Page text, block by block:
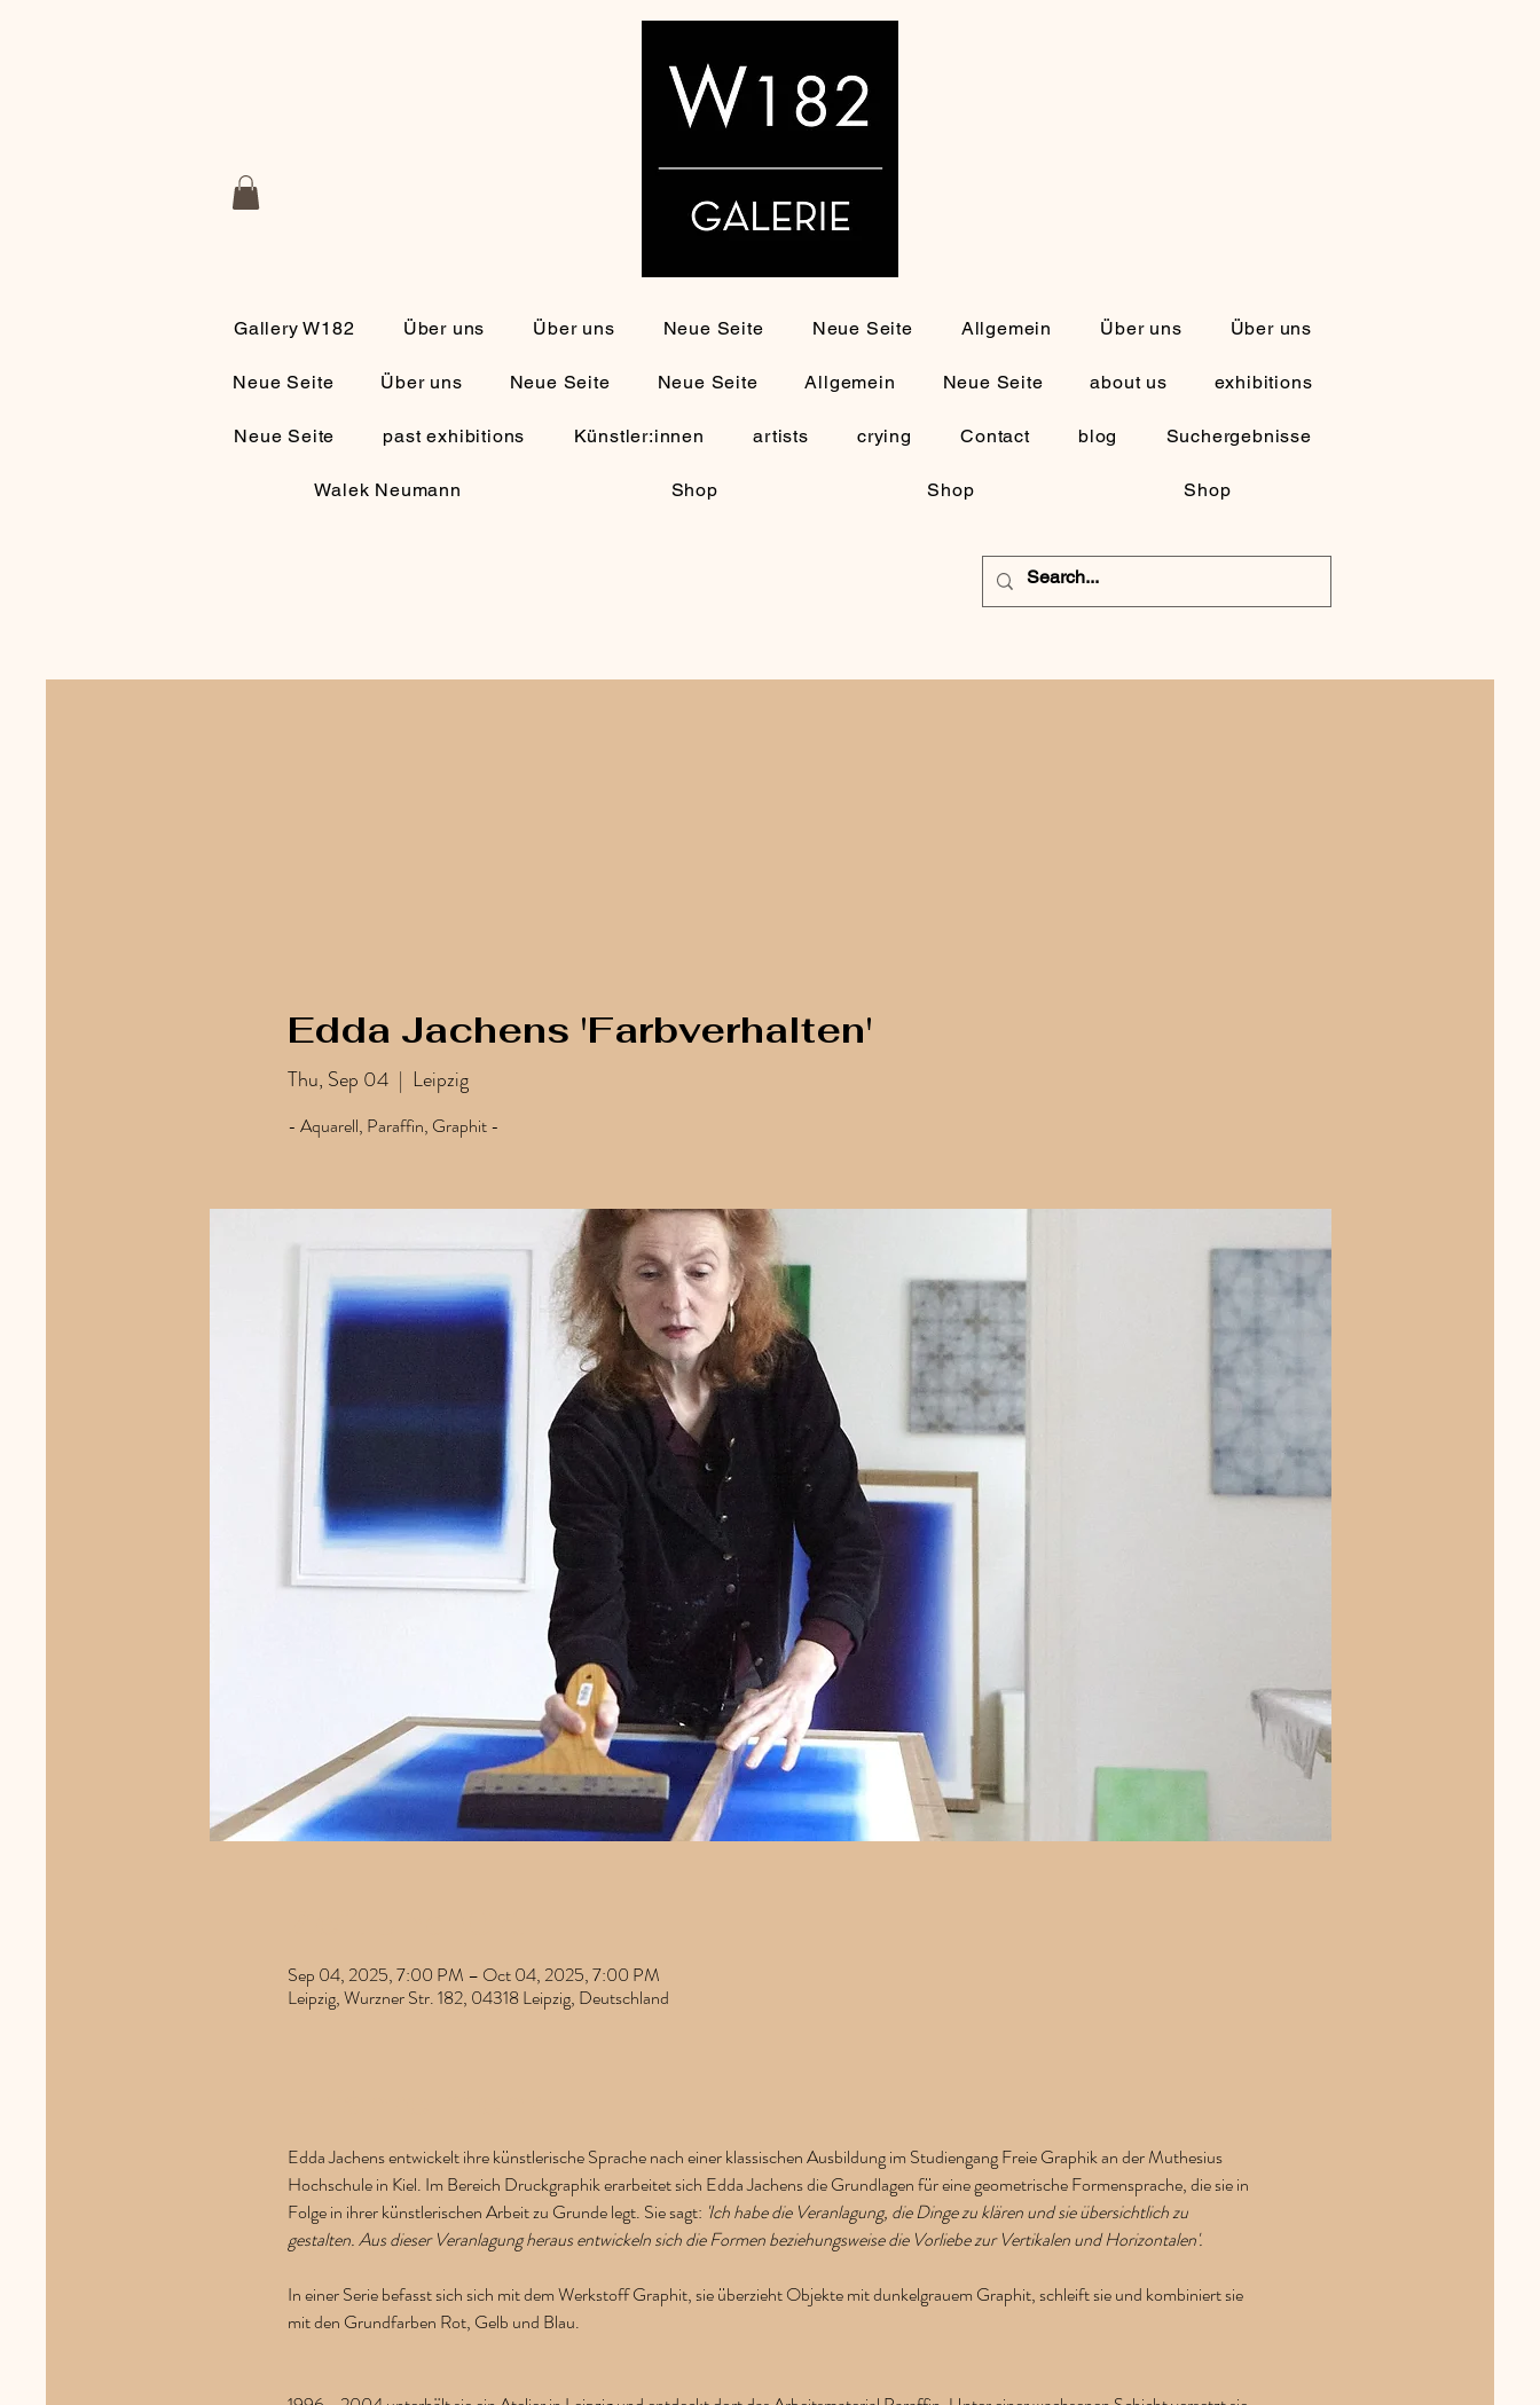
Gallery W182 Über uns Über uns Neue Seite Neue Seite Allgemein Über uns Über uns
Neue Seite Über uns Neue Seite Neue Seite Allgemein Neue Seite about us exhibitions
Neue Seite past exhibitions Künstler:innen artists crying Contact blog Suchergebnisse
Walek Neumann Shop Shop Shop
Edda Jachens 'Farbverhalten'
Thu, Sep 04
  |
Leipzig
- Aquarell, Paraffin, Graphit -
Sep 04, 2025, 7:00 PM – Oct 04, 2025, 7:00 PM
Leipzig, Wurzner Str. 182, 04318 Leipzig, Deutschland
Edda Jachens entwickelt ihre künstlerische Sprache nach einer klassischen Ausbildung im Studiengang Freie Graphik an der Muthesius
Hochschule in Kiel. Im Bereich Druckgraphik erarbeitet sich Edda Jachens die Grundlagen für eine geometrische Formensprache, die sie in
Folge in ihrer künstlerischen Arbeit zu Grunde legt. Sie sagt: 'Ich habe die Veranlagung, die Dinge zu klären und sie übersichtlich zu
gestalten. Aus dieser Veranlagung heraus entwickeln sich die Formen beziehungsweise die Vorliebe zur Vertikalen und Horizontalen'.
In einer Serie befasst sich sich mit dem Werkstoff Graphit, sie überzieht Objekte mit dunkelgrauem Graphit, schleift sie und kombiniert sie
mit den Grundfarben Rot, Gelb und Blau.